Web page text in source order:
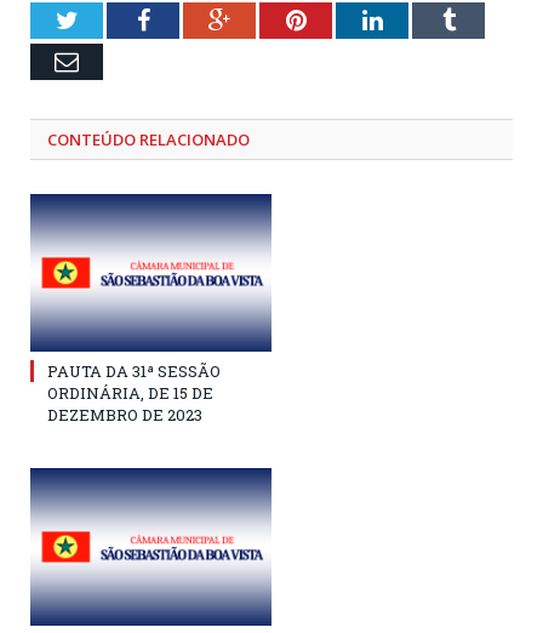
TwitterFacebookGoogle+PinterestLinkedInTumblr
Email
CONTEÚDO RELACIONADO
PAUTA DA 31ª SESSÃO
ORDINÁRIA, DE 15 DE
DEZEMBRO DE 2023